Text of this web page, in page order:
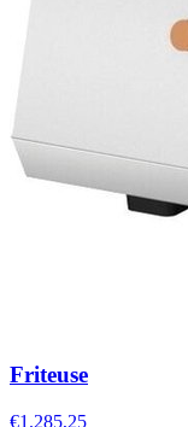
Friteuse
€1.285,25